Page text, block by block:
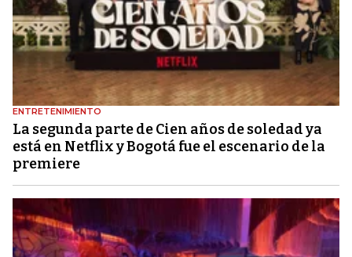
ENTRETENIMIENTO
La segunda parte de Cien años de soledad ya
está en Netflix y Bogotá fue el escenario de la
premiere